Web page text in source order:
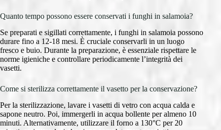
Quanto tempo possono essere conservati i funghi in salamoia?
Se preparati e sigillati correttamente, i funghi in salamoia possono
durare fino a 12-18 mesi. È cruciale conservarli in un luogo
fresco e buio. Durante la preparazione, è essenziale rispettare le
norme igieniche e controllare periodicamente l’integrità dei
vasetti.
Come si sterilizza correttamente il vasetto per la conservazione?
Per la sterilizzazione, lavare i vasetti di vetro con acqua calda e
sapone neutro. Poi, immergerli in acqua bollente per almeno 10
minuti. Alternativamente, utilizzare il forno a 130°C per 20